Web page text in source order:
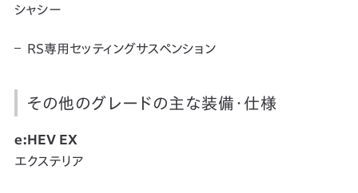
シャシー
RS専用セッティングサスペンション
その他のグレードの主な装備・仕様
e:HEV EX
エクステリア